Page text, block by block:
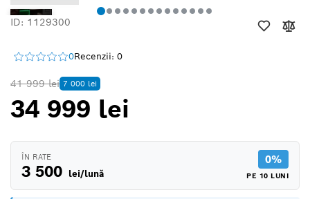
ID: 1129300
0Recenzii: 0
41 999 lei 7 000 lei
34 999 lei
ÎN RATE
3 500 lei/lună
0%
PE 10 LUNI